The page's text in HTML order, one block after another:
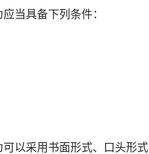
当具备下列条件：
采用书面形式、口头形式